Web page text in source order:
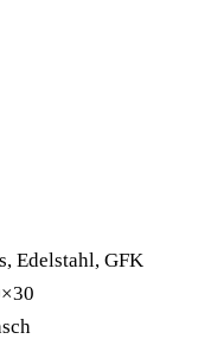
Edelstahl, GFK